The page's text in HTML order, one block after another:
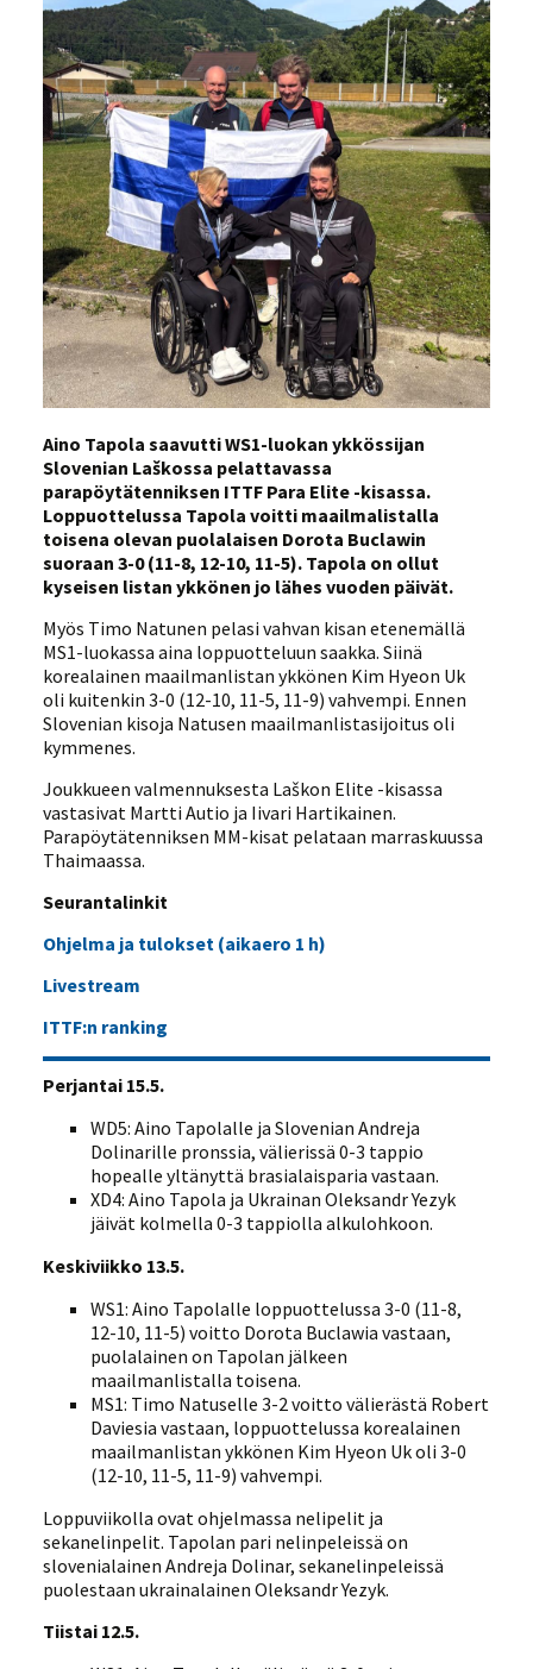
Aino Tapola saavutti WS1-luokan ykkössijan
Slovenian Laškossa pelattavassa
parapöytätenniksen ITTF Para Elite -kisassa.
Loppuottelussa Tapola voitti maailmalistalla
toisena olevan puolalaisen Dorota Buclawin
suoraan 3-0 (11-8, 12-10, 11-5). Tapola on ollut
kyseisen listan ykkönen jo lähes vuoden päivät.
Myös Timo Natunen pelasi vahvan kisan etenemällä
MS1-luokassa aina loppuotteluun saakka. Siinä
korealainen maailmanlistan ykkönen Kim Hyeon Uk
oli kuitenkin 3-0 (12-10, 11-5, 11-9) vahvempi. Ennen
Slovenian kisoja Natusen maailmanlistasijoitus oli
kymmenes.
Joukkueen valmennuksesta Laškon Elite -kisassa
vastasivat Martti Autio ja Iivari Hartikainen.
Parapöytätenniksen MM-kisat pelataan marraskuussa
Thaimaassa.
Seurantalinkit
Ohjelma ja tulokset (aikaero 1 h)
Livestream
ITTF:n ranking
Perjantai 15.5.
WD5: Aino Tapolalle ja Slovenian Andreja
Dolinarille pronssia, välierissä 0-3 tappio
hopealle yltänyttä brasialaisparia vastaan.
XD4: Aino Tapola ja Ukrainan Oleksandr Yezyk
jäivät kolmella 0-3 tappiolla alkulohkoon.
Keskiviikko 13.5.
WS1: Aino Tapolalle loppuottelussa 3-0 (11-8,
12-10, 11-5) voitto Dorota Buclawia vastaan,
puolalainen on Tapolan jälkeen
maailmanlistalla toisena.
MS1: Timo Natuselle 3-2 voitto välierästä Robert
Daviesia vastaan, loppuottelussa korealainen
maailmanlistan ykkönen Kim Hyeon Uk oli 3-0
(12-10, 11-5, 11-9) vahvempi.
Loppuviikolla ovat ohjelmassa nelipelit ja
sekanelinpelit. Tapolan pari nelinpeleissä on
slovenialainen Andreja Dolinar, sekanelinpeleissä
puolestaan ukrainalainen Oleksandr Yezyk.
Tiistai 12.5.